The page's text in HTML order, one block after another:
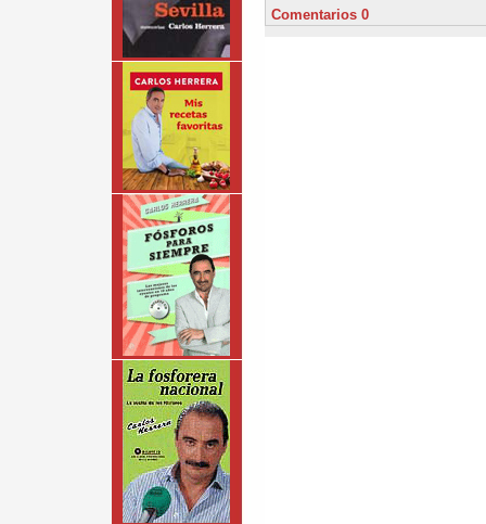
Comentarios 0